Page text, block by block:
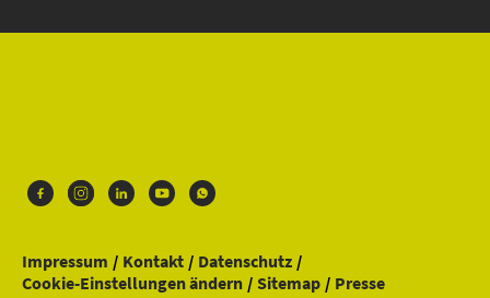
Impressum Kontakt
Datenschutz
Cookie-Einstellungen ändern
Sitemap Presse